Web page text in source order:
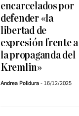
encarcelados por
defender «la
libertad de
expresión frente a
la propaganda del
Kremlin»
Andrea Polidura 16/12/2025